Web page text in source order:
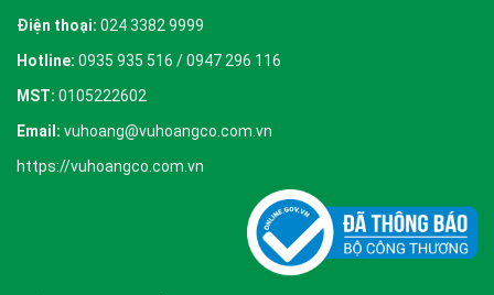
Điện thoại: 024 3382 9999
Hotline: 0935 935 516 / 0947 296 116
MST: 0105222602
Email: vuhoang@vuhoangco.com.vn
https://vuhoangco.com.vn